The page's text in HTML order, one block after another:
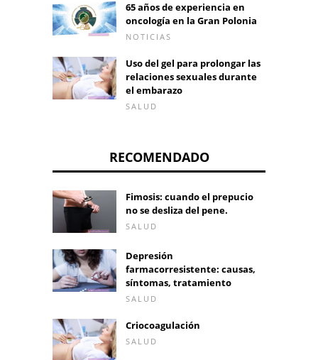
65 años de experiencia en
oncología en la Gran Polonia
NOTICIAS
Uso del gel para prolongar las
relaciones sexuales durante
el embarazo
SALUD
RECOMENDADO
Fimosis: cuando el prepucio
no se desliza del pene.
SALUD
Depresión
farmacorresistente: causas,
síntomas, tratamiento
SALUD
Criocoagulación
SALUD